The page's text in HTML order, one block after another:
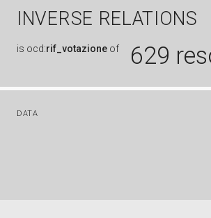
INVERSE RELATIONS
is ocd:rif_votazione of 629
DATA